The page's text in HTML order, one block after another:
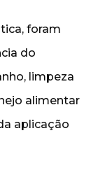
foram
do
limpeza
alimentar
aplicação